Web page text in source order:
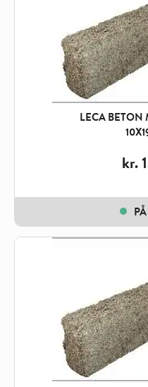
LECA BETON
kr.